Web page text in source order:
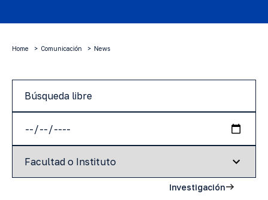
Home Comunicación News
Investigación